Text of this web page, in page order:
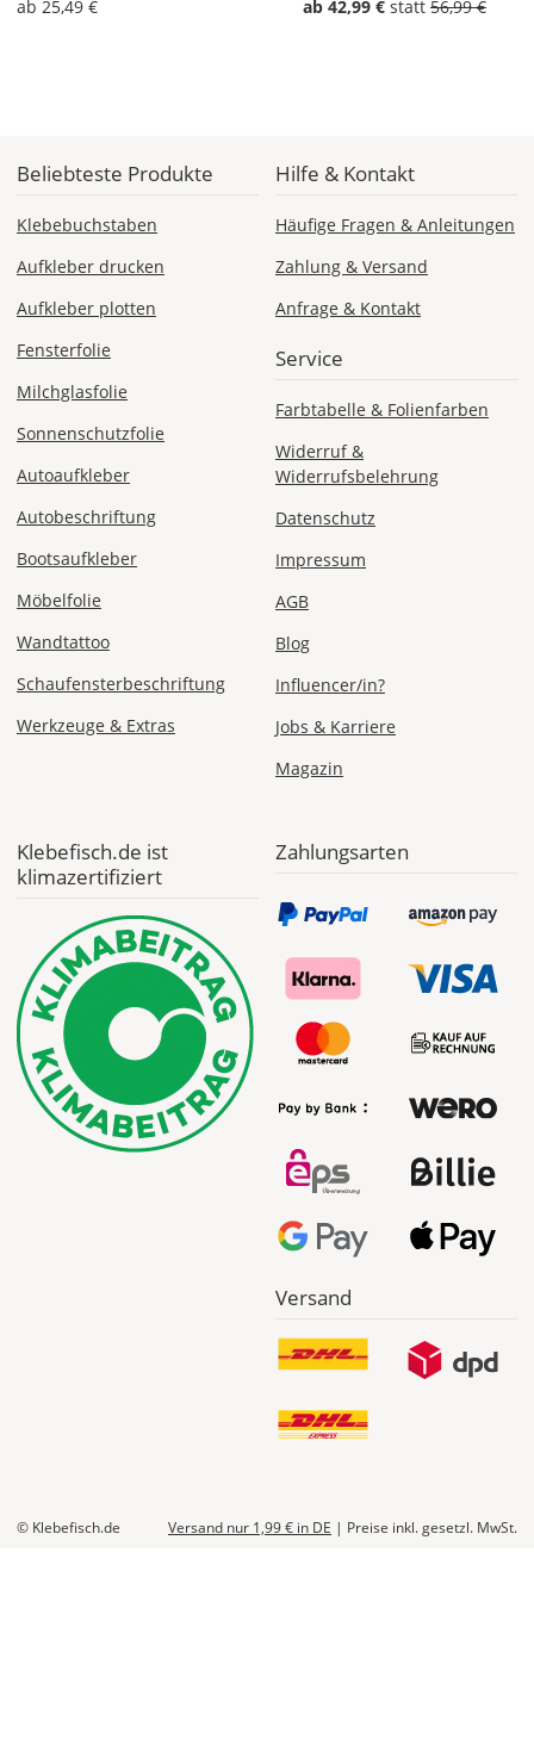
Fr., 14.08. -
Priority
Deutschland
Di., 11.08. - Fr.,
ab 7,98
ab 5,99 EUR*
Versandkosten 1,99
Express
Fr., 07.08. -
Mo., 10.08.
EUR
Abhängig
vom
Bestellwert:
Die
genauen
Produktionskosten
werden
Dir
im
ab 25,49 € ab 42,99 € statt 56,99 €
Beliebteste Produkte
Klebebuchstaben
Aufkleber drucken
Aufkleber plotten
Fensterfolie
Milchglasfolie
Sonnenschutzfolie
Autoaufkleber
Autobeschriftung
Bootsaufkleber
Möbelfolie
Wandtattoo
Schaufensterbeschriftung
Werkzeuge & Extras
Hilfe & Kontakt
Häufige Fragen & Anleitungen
Zahlung & Versand
Anfrage & Kontakt
Service
Farbtabelle & Folienfarben
Widerruf &
Widerrufsbelehrung
Datenschutz
Impressum
AGB
Blog
Influencer/in?
Jobs & Karriere
Magazin
Klebefisch.de ist
klimazertifiziert
Zahlungsarten
Versand
© Klebefisch.de Versand nur 1,99 € in DE | Preise inkl. gesetzl. MwSt.